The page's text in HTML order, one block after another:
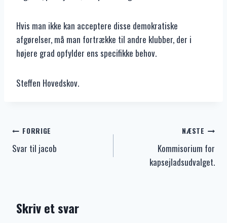
Hvis man ikke kan acceptere disse demokratiske
afgørelser, må man fortrække til andre klubber, der i
højere grad opfylder ens specifikke behov.
Steffen Hovedskov.
Indlægsnavigation
FORRIGE
Svar til jacob
NÆSTE
Kommisorium for
kapsejladsudvalget.
Skriv et svar